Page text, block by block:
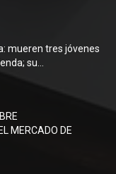
mueren tres jóvenes
su...
MERCADO DE